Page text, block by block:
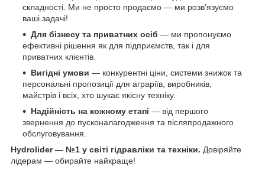
складності. Ми не просто продаємо — ми розв’язуємо
ваші задачі!
Для бізнесу та приватних осіб — ми пропонуємо
ефективні рішення як для підприємств, так і для
приватних клієнтів.
Вигідні умови — конкурентні ціни, системи знижок та
персональні пропозиції для аграріїв, виробників,
майстрів і всіх, хто шукає якісну техніку.
Надійність на кожному етапі — від першого
звернення до пусконалагодження та післяпродажного
обслуговування.
Hydrolider — №1 у світі гідравліки та техніки. Довіряйте
лідерам — обирайте найкраще!